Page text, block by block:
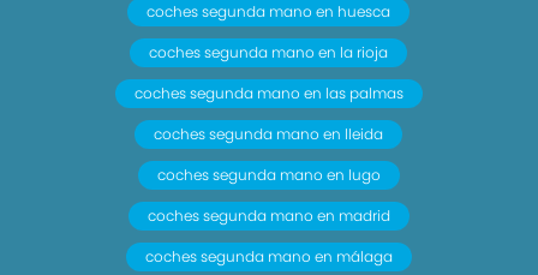
coches segunda mano en huesca
coches segunda mano en la rioja
coches segunda mano en las palmas
coches segunda mano en lleida
coches segunda mano en lugo
coches segunda mano en madrid
coches segunda mano en málaga